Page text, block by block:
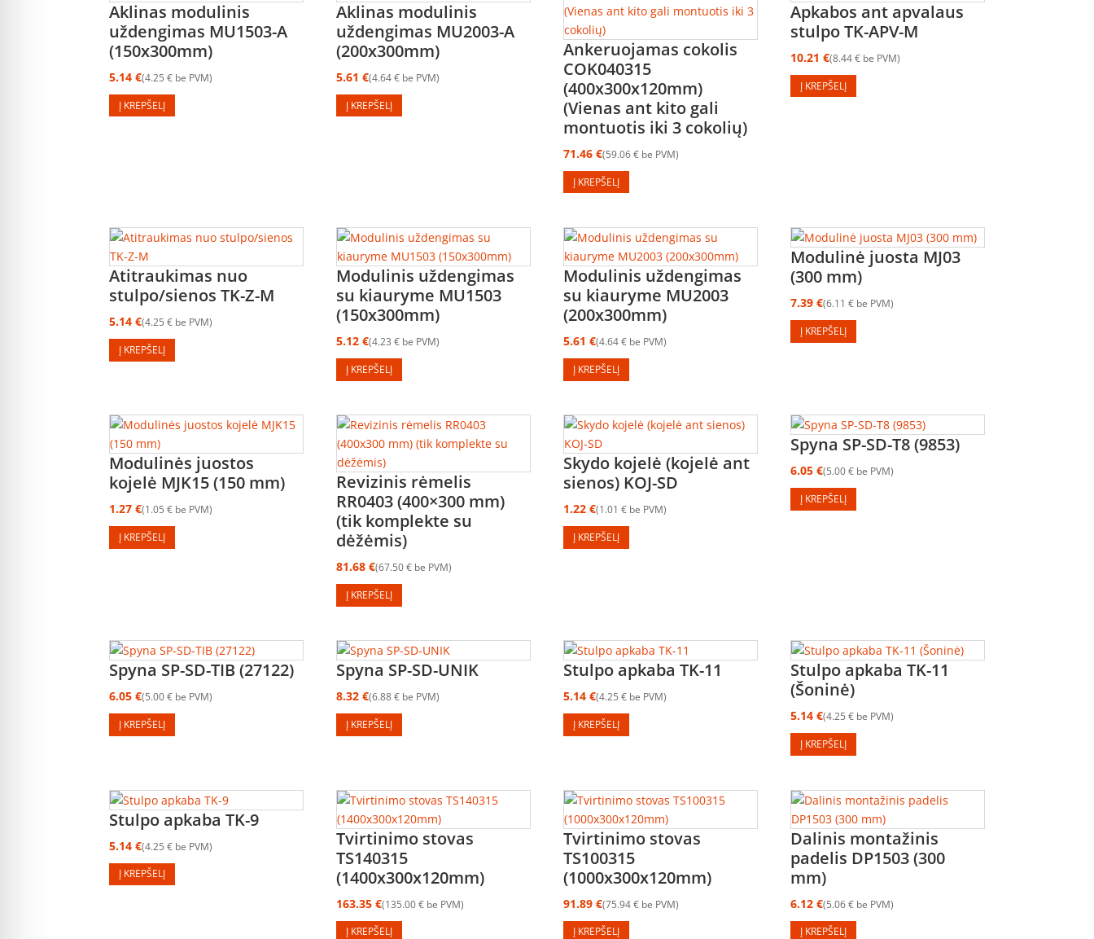
Aklinas modulinis
uždengimas MU1503-A
(150x300mm)
5.14€ 4.25€ be PVM
Į KREPŠELĮ
Aklinas modulinis
uždengimas MU2003-A
(200x300mm)
5.61€ 4.64€ be PVM
Į KREPŠELĮ
Ankeruojamas cokolis
COK040315
(400x300x120mm)
(Vienas ant kito gali
montuotis iki 3 cokolių)
71.46€ 59.06€ be PVM
Į KREPŠELĮ
Apkabos ant apvalaus
stulpo TK-APV-M
10.21€ 8.44€ be PVM
Į KREPŠELĮ
Atitraukimas nuo
stulpo/sienos TK-Z-M
5.14€ 4.25€ be PVM
Į KREPŠELĮ
Modulinis uždengimas
su kiauryme MU1503
(150x300mm)
5.12€ 4.23€ be PVM
Į KREPŠELĮ
Modulinis uždengimas
su kiauryme MU2003
(200x300mm)
5.61€ 4.64€ be PVM
Į KREPŠELĮ
Modulinė juosta MJ03
(300 mm)
7.39€ 6.11€ be PVM
Į KREPŠELĮ
Modulinės juostos
kojelė MJK15 (150 mm)
1.27€ 1.05€ be PVM
Į KREPŠELĮ
Revizinis rėmelis
RR0403 (400×300 mm)
(tik komplekte su
dėžėmis)
81.68€ 67.50€ be PVM
Į KREPŠELĮ
Skydo kojelė (kojelė ant
sienos) KOJ-SD
1.22€ 1.01€ be PVM
Į KREPŠELĮ
Spyna SP-SD-T8 (9853)
6.05€ 5.00€ be PVM
Į KREPŠELĮ
Spyna SP-SD-TIB (27122)
6.05€ 5.00€ be PVM
Į KREPŠELĮ
Spyna SP-SD-UNIK
8.32€ 6.88€ be PVM
Į KREPŠELĮ
Stulpo apkaba TK-11
5.14€ 4.25€ be PVM
Į KREPŠELĮ
Stulpo apkaba TK-11
(Šoninė)
5.14€ 4.25€ be PVM
Į KREPŠELĮ
Stulpo apkaba TK-9
5.14€ 4.25€ be PVM
Į KREPŠELĮ
Tvirtinimo stovas
TS140315
(1400x300x120mm)
163.35€ 135.00€ be PVM
Į KREPŠELĮ
Tvirtinimo stovas
TS100315
(1000x300x120mm)
91.89€ 75.94€ be PVM
Į KREPŠELĮ
Dalinis montažinis
padelis DP1503 (300
mm)
6.12€ 5.06€ be PVM
Į KREPŠELĮ